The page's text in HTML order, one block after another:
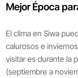
Mejor Época
El clima en Siwa
calurosos e
visitar es durante la
(septiembre a